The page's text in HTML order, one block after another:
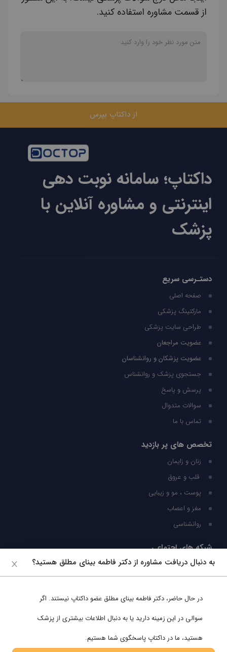
از قسمت مشاوره استفاده کنید.
از داکتاپ بپرس
داکتاپ؛ سامانه نوبت دهی
اینترنتی و مشاوره آنلاین با
پزشک
دستـرسی سریع
صفحه اصلی
مارکتینگ پزشکی
طراحی سایت پزشکی
عضویت مراجعان
عضویت پزشکان و روانشناسان
جستجوی پزشک و روانشناس
پرسش و پاسخ
سوالات متدوال
تماس با ما
تخصص های پر بازدید
زنان و زایمان
قلب و عروق
پوست ، مو و زیبایی
مغز و اعصاب
روانشناسی
شبکه های اجتماعی
ما را در شبکه های اجتماعی دنبال کنید
به دنبال دریافت مشاوره از دکتر فاطمه بینای مطلق هستید؟
در حال حاضر، دکتر فاطمه بینای مطلق عضو داکتاپ نیستند. اگر
سوالی در این زمینه دارید یا به دنبال اطلاعات بیشتری از پزشک
هستید، ما در داکتاپ پاسخگوی شما هستیم.